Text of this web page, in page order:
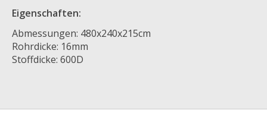
Eigenschaften:
Abmessungen: 480x240x215cm
Rohrdicke: 16mm
Stoffdicke: 600D